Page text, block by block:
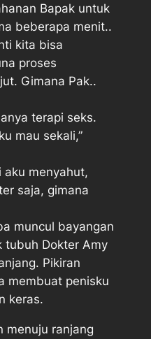
Bapak untuk
beberapa menit..
kita bisa
proses
Gimana Pak..
terapi seks.
mau sekali,”
aku menyahut,
saja, gimana
muncul bayangan
tubuh Dokter Amy
Pikiran
membuat penisku
keras.
menuju ranjang